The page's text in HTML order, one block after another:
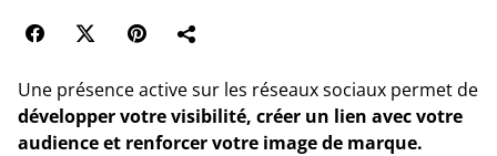
Une présence active sur les réseaux sociaux permet de
développer votre visibilité, créer un lien avec votre
audience et renforcer votre image de marque.